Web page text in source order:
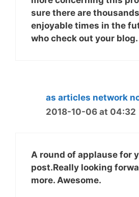
sure there are
enjoyable times in the
who check out your blog.
as articles network
2018-10-06 at 04:32
A round of applause for
post.Really looking
more. Awesome.